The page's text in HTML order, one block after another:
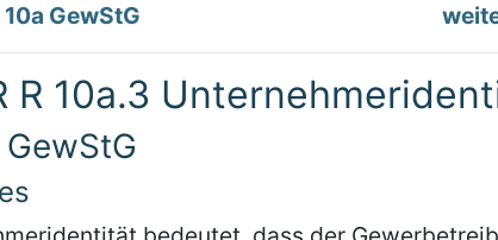
GewStG
R 10a.3